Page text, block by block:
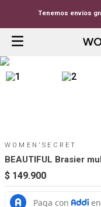
Tenemos envíos
WOMEN'SECRET
BEAUTIFUL Brasier
$ 149.900